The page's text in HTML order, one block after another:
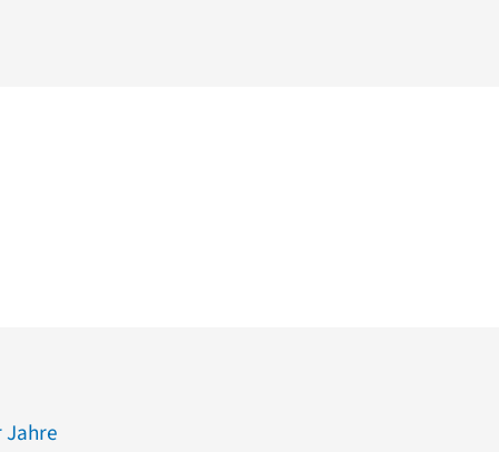
Jahre